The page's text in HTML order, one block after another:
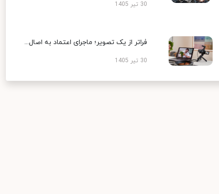
30 تیر 1405
فراتر از یک تصویر؛ ماجرای اعتماد به اصال...
30 تیر 1405